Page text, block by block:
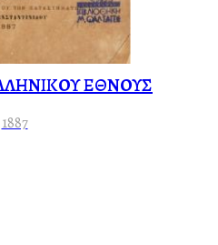
ΕΘΝΟΥΣ
1887